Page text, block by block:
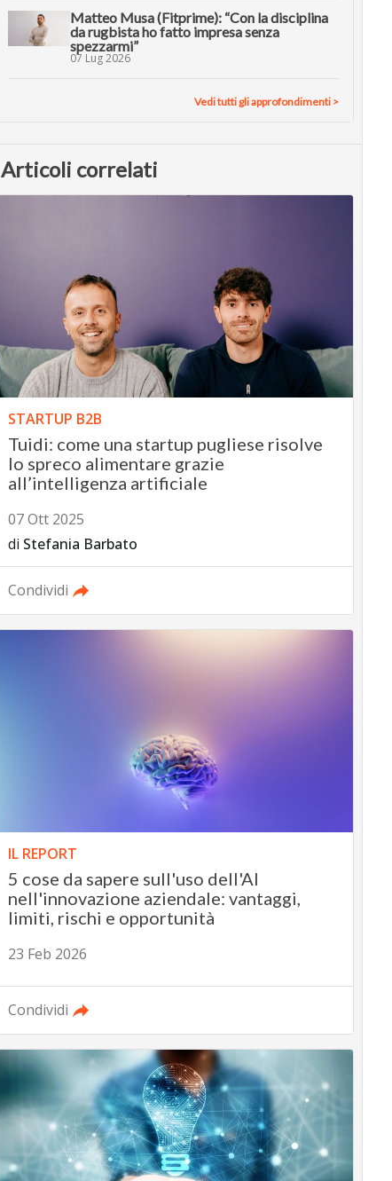
Matteo Musa (Fitprime): “Con la disciplina
da rugbista ho fatto impresa senza
spezzarmi”
07 Lug 2026
Vedi tutti gli approfondimenti >
Articoli correlati
STARTUP B2B
Tuidi: come una startup pugliese risolve
lo spreco alimentare grazie
all’intelligenza artificiale
07 Ott 2025
di Stefania Barbato
Condividi
IL REPORT
5 cose da sapere sull'uso dell'AI
nell'innovazione aziendale: vantaggi,
limiti, rischi e opportunità
23 Feb 2026
Condividi